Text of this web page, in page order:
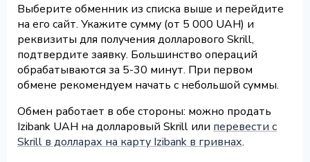
Выберите обменник из списка выше и перейдите
на его сайт. Укажите сумму (от 5 000 UAH) и
реквизиты для получения долларового Skrill,
подтвердите заявку. Большинство операций
обрабатываются за 5-30 минут. При первом
обмене рекомендуем начать с небольшой суммы.
Обмен работает в обе стороны: можно продать
Izibank UAH на долларовый Skrill или перевести с
Skrill в долларах на карту Izibank в гривнах.